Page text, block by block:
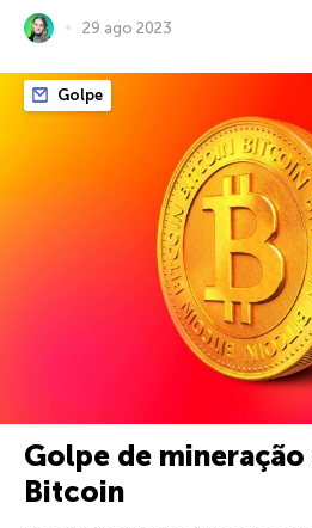
29 ago 2023
Golpe
Golpe de
Bitcoin